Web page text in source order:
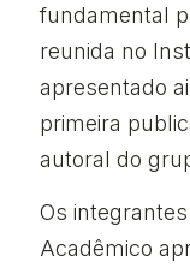
fundamental
reunida no
apresentado
primeira
autoral do
Os
Acadêmico